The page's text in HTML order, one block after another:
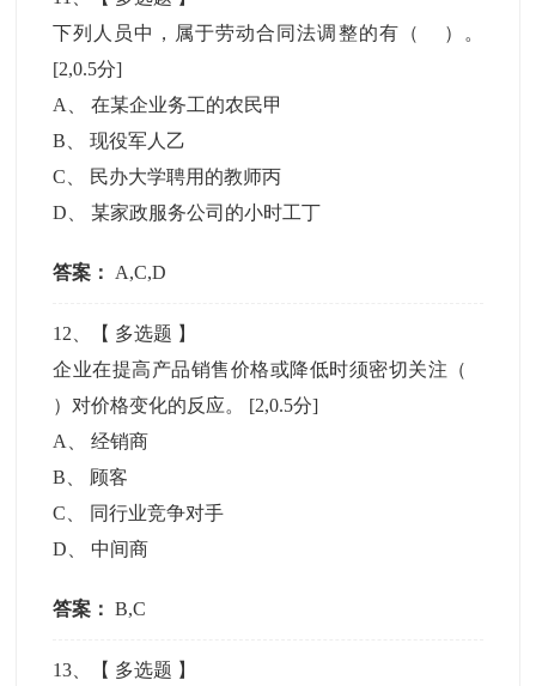
下列人员中，属于劳动合同法调整的有（ ）。
[2,0.5分]
A
、在某企业务工的农民甲
B 、现役军人乙
C
民办大学聘用的教师丙
D 、某家政服务公司的小时工丁
答案： A,C,D
12 、【 多选题 】
企业在提高产品销售价格或降低时须密切关注（
）对价格变化的反应。 [2,0.5分]
A
、经销商
B
顾客
C
同行业竞争对手
D
中间商
答案： B,C
13 、【 多选题 】